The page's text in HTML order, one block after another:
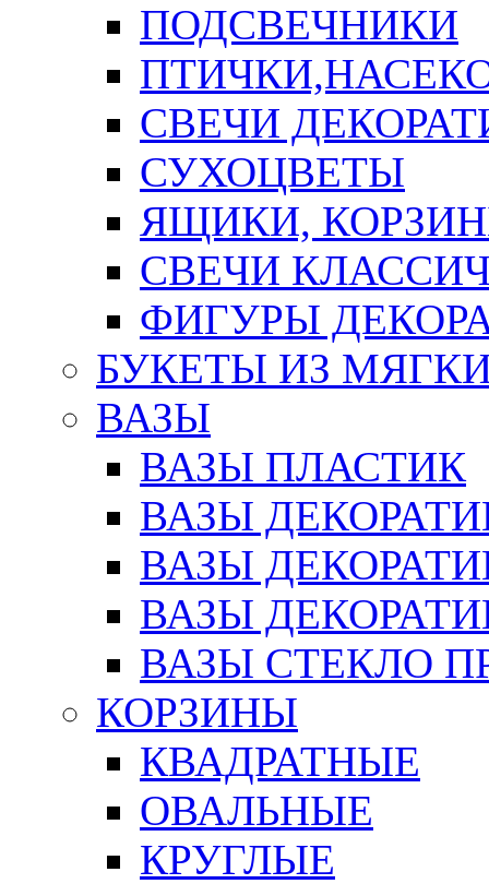
ПОДСВЕЧНИКИ
СВЕЧИ
СУХОЦВЕТЫ
ЯЩИКИ,
СВЕЧИ
ФИГУРЫ
БУКЕТЫ ИЗ
ВАЗЫ
ВАЗЫ ПЛАСТИК
ВАЗЫ
ВАЗЫ
ВАЗЫ
ВАЗЫ СТЕКЛО
КОРЗИНЫ
КВАДРАТНЫЕ
ОВАЛЬНЫЕ
КРУГЛЫЕ